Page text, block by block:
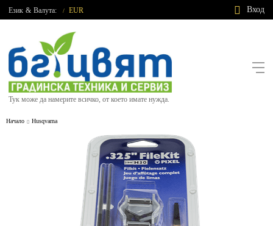
Език & Валута: / EUR Вход
Тук може да намерите всичко, от което имате нужда.
Начало Husqvarna